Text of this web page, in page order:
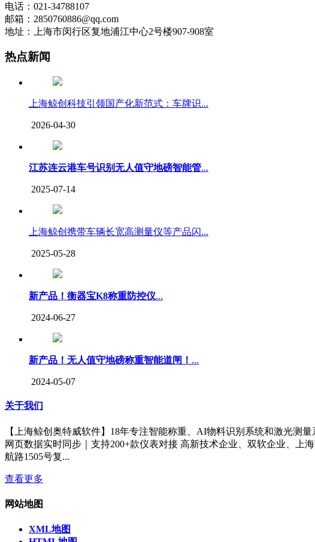
电话：021-34788107
邮箱：2850760886@qq.com
地址：上海市闵行区复地浦江中心2号楼907-908室
热点新闻
上海鲸创科技引领国产化新范式：车牌识...
2026-04-30
江苏连云港车号识别无人值守地磅智能管...
2025-07-14
上海鲸创携带车辆长宽高测量仪等产品闪...
2025-05-28
新产品！衡器宝K8称重防控仪...
2024-06-27
新产品！无人值守地磅称重智能道闸！ ...
2024-05-07
关于我们
【上海鲸创奥特威软件】18年专注智能称重、AI物料识别系统和激光测
网页数据实时同步｜支持200+款仪表对接 高新技术企业、双软企业、上
航路1505号复...
查看更多
网站地图
XML地图